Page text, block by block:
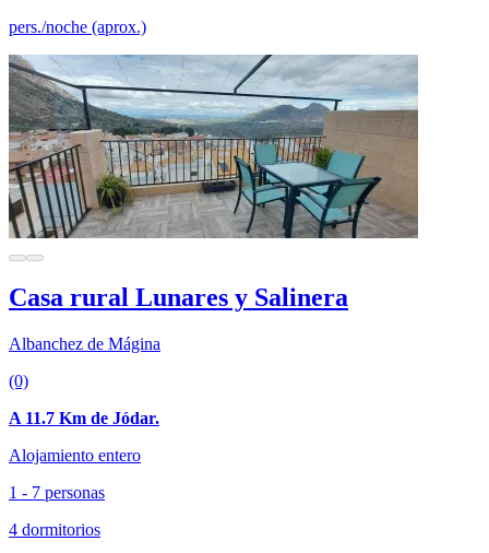
pers./noche (aprox.)
Casa rural Lunares y Salinera
Albanchez de Mágina
(0)
A 11.7 Km de Jódar.
Alojamiento entero
1 - 7 personas
4 dormitorios